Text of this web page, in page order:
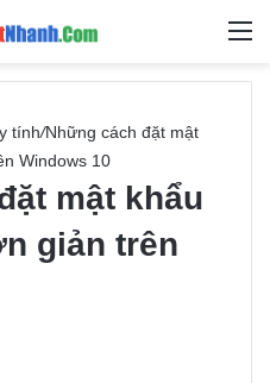
Tìm
tính/Những cách đặt mật
Windows 10
mật khẩu
giản trên